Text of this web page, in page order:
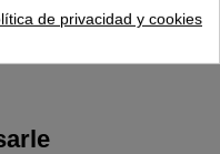
de privacidad y cookies